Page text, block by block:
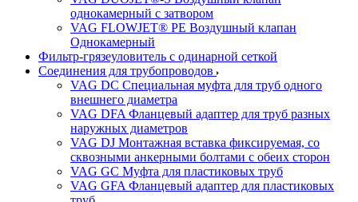
однокамерный с затвором
VAG FLOWJET® PE Воздушный клапан
Однокамерный
Фильтр-грязеуловитель с одинарной сеткой
Соединения для трубопроводов
VAG DC Специальная муфта для труб одного
внешнего диаметра
VAG DFA Фланцевый адаптер для труб разных
наружных диаметров
VAG DJ Монтажная вставка фиксируемая, со
сквозными анкерными болтами с обеих сторон
VAG GC Муфта для пластиковых труб
VAG GFA Фланцевый адаптер для пластиковых